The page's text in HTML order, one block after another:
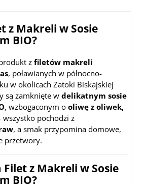
z Makreli w Sosie
BIO?
z filetów makreli
, poławianych w północno-
w okolicach Zatoki Biskajskiej
są zamknięte w delikatnym sosie
, wzbogaconym o oliwę z oliwek,
wszystko pochodzi z
, a smak przypomina domowe,
przetwory.
z Makreli w Sosie
BIO?